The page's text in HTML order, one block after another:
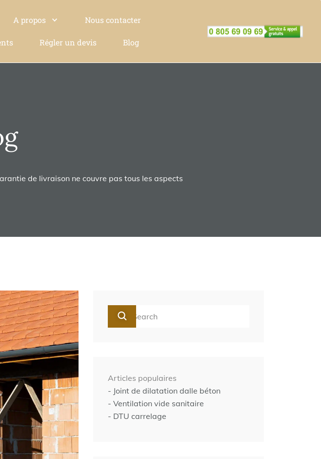
A propos Nous contacter
Régler un devis Blog
de livraison ne couvre pas tous les aspects
Articles populaires
- Joint de dilatation dalle béton
- Ventilation vide sanitaire
- DTU carrelage